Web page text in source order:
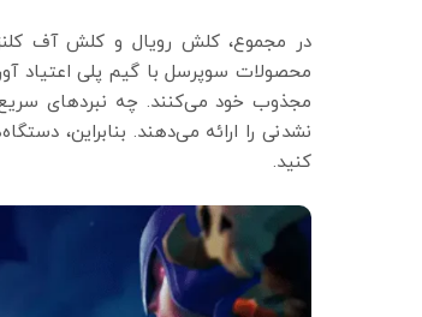
در مجموع، کلش رویال و کلش آف کلنز
محصولات سوپرسل با گیم پلی اعتیاد
مجذوب خود می‌کنند. چه نبردهای
نشدنی را ارائه می‌دهند. بنابراین،
کنید.